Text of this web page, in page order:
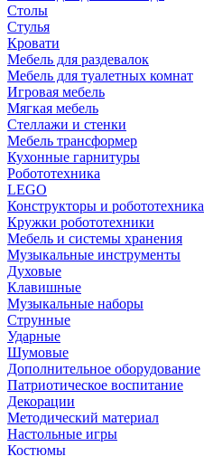
Столы
Cтулья
Кровати
Мебель для раздевалок
Мебель для туалетных комнат
Игровая мебель
Мягкая мебель
Стеллажи и стенки
Мебель трансформер
Кухонные гарнитуры
Робототехника
LEGO
Конструкторы и робототехника
Кружки робототехники
Мебель и системы хранения
Музыкальные инструменты
Духовые
Клавишные
Музыкальные наборы
Струнные
Ударные
Шумовые
Дополнительное оборудование
Патриотическое воспитание
Декорации
Методический материал
Настольные игры
Костюмы